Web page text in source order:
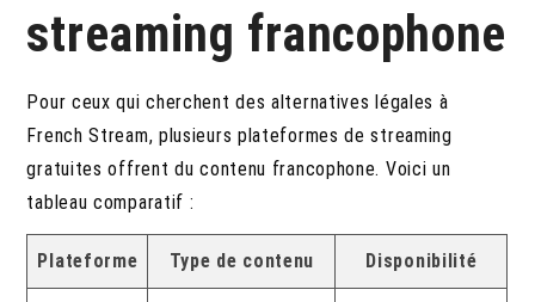
streaming francophone
Pour ceux qui cherchent des alternatives légales à
French Stream, plusieurs plateformes de streaming
gratuites offrent du contenu francophone. Voici un
tableau comparatif :
Plateforme Type de contenu Disponibilité